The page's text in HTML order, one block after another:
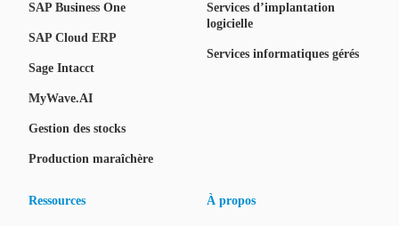
SAP Business One
SAP Cloud ERP
Sage Intacct
MyWave.AI
Gestion des stocks
Production maraîchère
Services d’implantation
logicielle
Services informatiques gérés
Ressources À propos